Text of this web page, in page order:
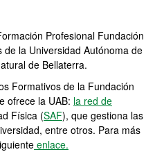
Profesional Fundación
la Universidad Autónoma de
de Bellaterra.
Formativos de la Fundación
ofrece la UAB: la red de
Física (SAF), que gestiona las
entre otros. Para más
enlace.